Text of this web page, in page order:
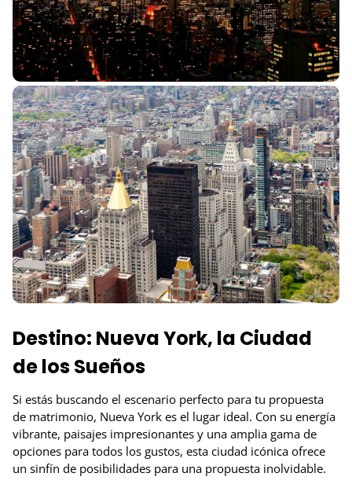
Destino: Nueva York, la Ciudad
de los Sueños
Si estás buscando el escenario perfecto para tu propuesta
de matrimonio, Nueva York es el lugar ideal. Con su energía
vibrante, paisajes impresionantes y una amplia gama de
opciones para todos los gustos, esta ciudad icónica ofrece
un sinfín de posibilidades para una propuesta inolvidable.